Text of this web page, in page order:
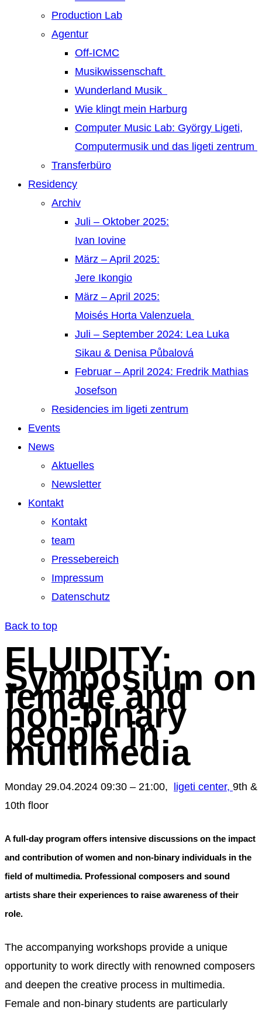
Production Lab
Agentur
Off-ICMC
Musikwissenschaft
Wunderland Musik
Wie klingt mein Harburg
Computer Music Lab: György Ligeti,
Computermusik und das ligeti zentrum
Transferbüro
Residency
Archiv
Juli – Oktober 2025:
Ivan Iovine
März – April 2025:
Jere Ikongio
März – April 2025:
Moisés Horta Valenzuela
Juli – September 2024: Lea Luka
Sikau & Denisa Půbalová
Februar – April 2024: Fredrik Mathias
Josefson
Residencies im ligeti zentrum
Events
News
Aktuelles
Newsletter
Kontakt
Kontakt
team
Pressebereich
Impressum
Datenschutz
Back to top
FLUIDITY:
Symposium on
female and
non-binary
people in
multimedia
Monday 29.04.2024 09:30 – 21:00, igeti center, 9th &
10th floor
A full-day program offers intensive discussions on the impact
and contribution of women and non-binary individuals in the
field of multimedia. Professional composers and sound
artists share their experiences to raise awareness of their
role.
The accompanying workshops provide a unique
opportunity to work directly with renowned composers
and deepen the creative process in multimedia.
Female and non-binary students are particularly